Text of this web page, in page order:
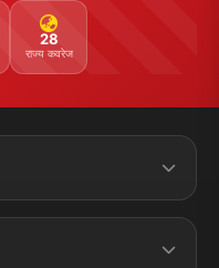
28
राज्य कवरेज